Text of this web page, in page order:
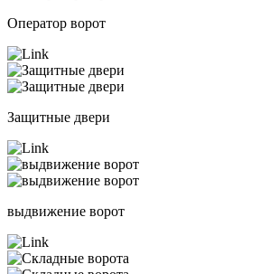
Оператор ворот
Защитные двери
выдвижение ворот